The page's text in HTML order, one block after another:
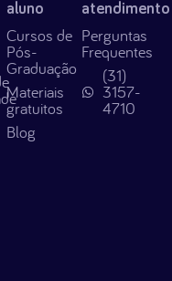
aluno
Cursos de
Pós-
Graduação
Materiais
gratuitos
Blog
atendimento
Perguntas
Frequentes
(31)
3157-
4710